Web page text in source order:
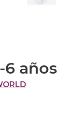
6 años